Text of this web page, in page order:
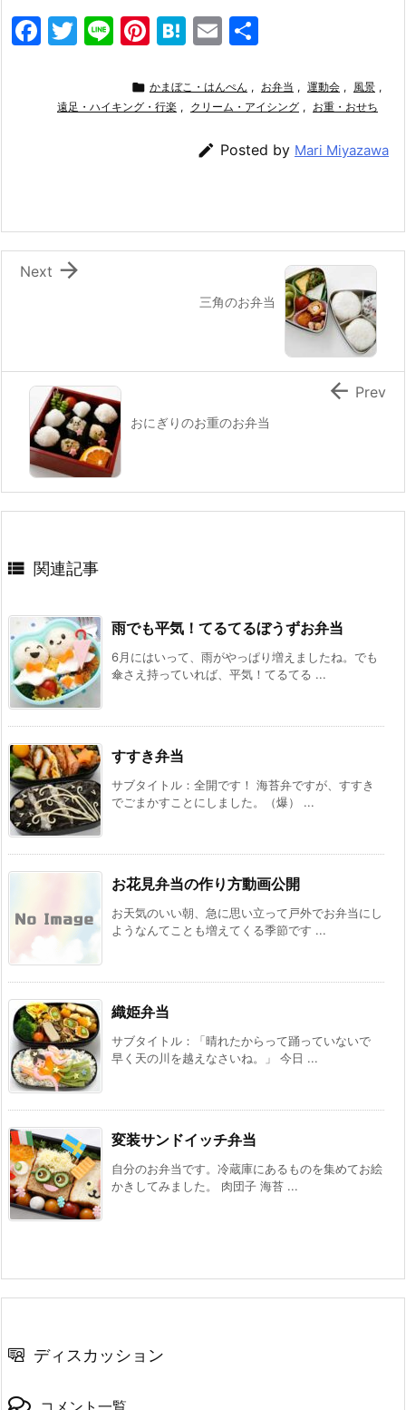
F
e
k
T
er
Li Pi
er
e
H
e
n
a
E
ai
l
 かまぼこ・はんぺん , お弁当 , 運動会 , 風景 ,
遠足・ハイキング・行楽 , クリーム・アイシング , お重・おせち
 Posted by Mari Miyazawa
三角のお弁当

Next
おにぎりのお重のお弁当
 Prev
 関連記事
雨でも平気！てるてるぼうずお弁当
6月にはいって、雨がやっぱり増えましたね。でも
傘さえ持っていれば、平気！てるてる ...
すすき弁当
サブタイトル：全開です！ 海苔弁ですが、すすき
でごまかすことにしました。（爆） ...
お花見弁当の作り方動画公開
お天気のいい朝、急に思い立って戸外でお弁当にし
ようなんてことも増えてくる季節です ...
織姫弁当
サブタイトル：「晴れたからって踊っていないで
早く天の川を越えなさいね。」 今日 ...
変装サンドイッチ弁当
自分のお弁当です。冷蔵庫にあるものを集めてお絵
かきしてみました。 肉団子 海苔 ...
ディスカッション
コメント一覧